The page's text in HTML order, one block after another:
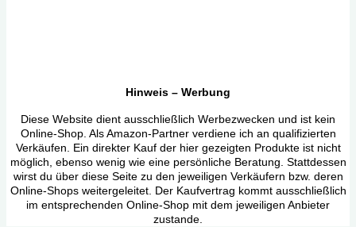
Hinweis – Werbung
Diese Website dient ausschließlich Werbezwecken und ist kein
Online-Shop. Als Amazon-Partner verdiene ich an qualifizierten
Verkäufen. Ein direkter Kauf der hier gezeigten Produkte ist nicht
möglich, ebenso wenig wie eine persönliche Beratung. Stattdessen
wirst du über diese Seite zu den jeweiligen Verkäufern bzw. deren
Online-Shops weitergeleitet. Der Kaufvertrag kommt ausschließlich
im entsprechenden Online-Shop mit dem jeweiligen Anbieter
zustande.